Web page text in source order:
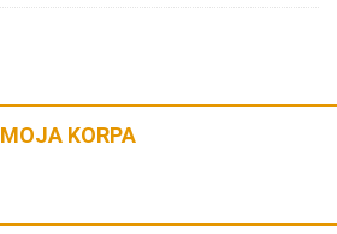
MOJA KORPA